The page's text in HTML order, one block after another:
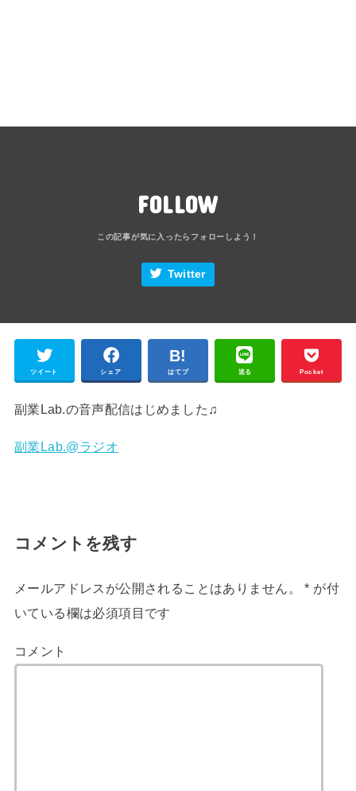
FOLLOW
Twitter
ツイート シェア はてブ 送る Pocket
副業Lab.の音声配信はじめました♫
副業Lab.@ラジオ
コメントを残す
メールアドレスが公開されることはありません。 * が付
いている欄は必須項目です
コメント